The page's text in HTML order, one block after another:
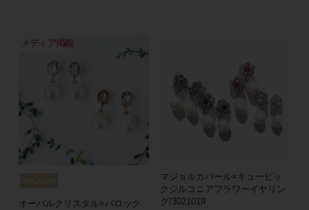
メディア掲載
オーバルクリスタル×バロック
マジョルカパール×キュービッ
クジルコニアフラワーイヤリン
グ/3021019